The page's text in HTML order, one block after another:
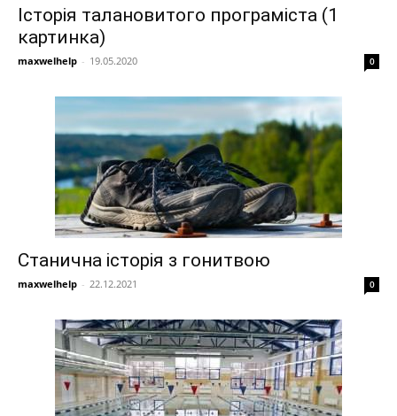
Історія талановитого програміста (1
картинка)
maxwelhelp - 19.05.2020 0
Станична історія з гонитвою
maxwelhelp - 22.12.2021 0